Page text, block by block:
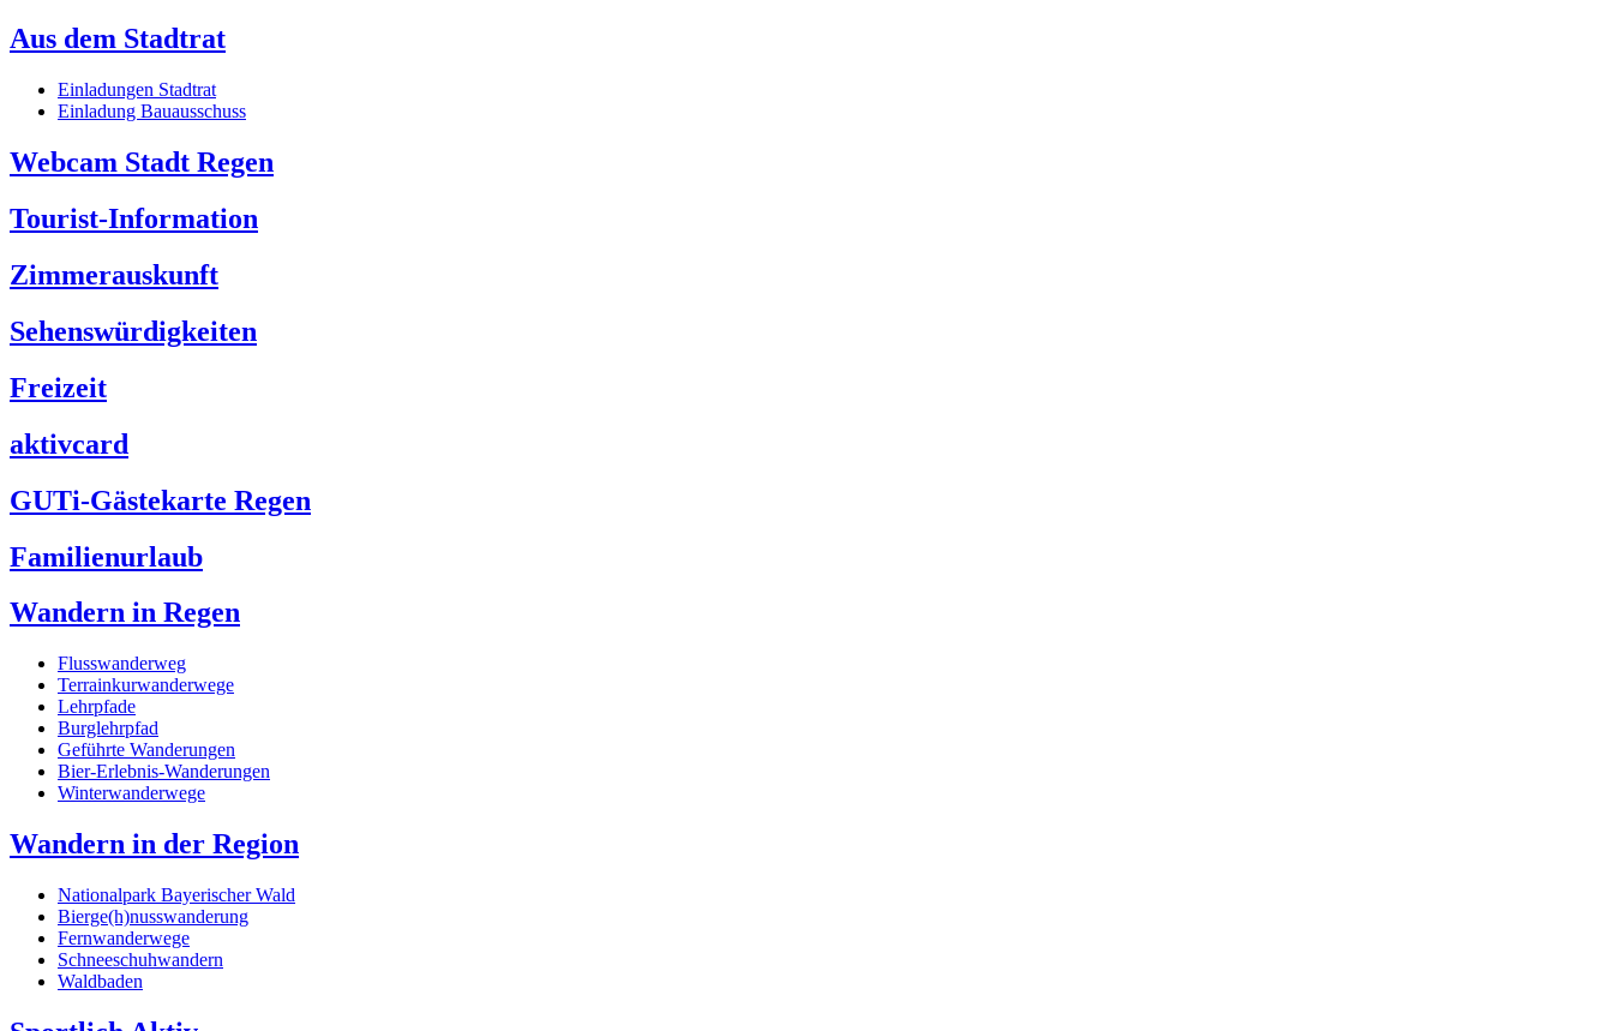
Aus dem Stadtrat
Einladungen Stadtrat
Einladung Bauausschuss
Webcam Stadt Regen
Tourist-Information
Zimmerauskunft
Sehenswürdigkeiten
Freizeit
aktivcard
GUTi-Gästekarte Regen
Familienurlaub
Wandern in Regen
Flusswanderweg
Terrainkurwanderwege
Lehrpfade
Burglehrpfad
Geführte Wanderungen
Bier-Erlebnis-Wanderungen
Winterwanderwege
Wandern in der Region
Nationalpark Bayerischer Wald
Bierge(h)nusswanderung
Fernwanderwege
Schneeschuhwandern
Waldbaden